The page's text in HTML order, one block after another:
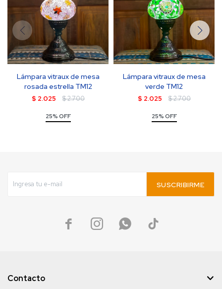
Lámpara vitraux de mesa
rosada estrella TM12
$ 2.025 $2.700
25% OFF
Lámpara vitraux de mesa
verde TM12
$ 2.025 $2.700
25% OFF
SUSCRIBIRME
   
Contacto